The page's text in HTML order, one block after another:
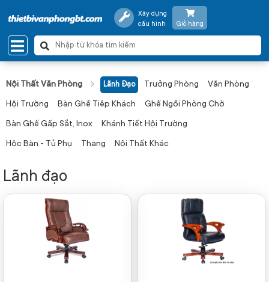
Xây dựng
cấu hình
Giỏ hàng
Nội Thất Văn Phòng Lãnh Đạo Trưởng Phòng Văn Phòng
Hội Trường Bàn Ghế Tiêp Khách Ghế Ngồi Phòng Chờ
Bàn Ghế Gấp Sắt, Inox Khánh Tiết Hội Trường
Hộc Bàn - Tủ Phụ Thang Nội Thất Khác
Lãnh đạo